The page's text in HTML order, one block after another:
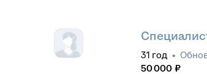
31 год •
50 000 ₽